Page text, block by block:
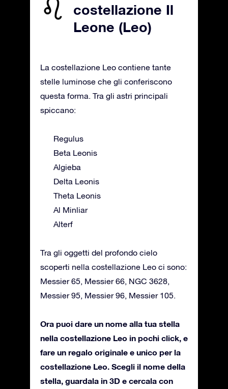
costellazione Il
Leone (Leo)
La costellazione Leo contiene tante
stelle luminose che gli conferiscono
questa forma. Tra gli astri principali
spiccano:
Regulus
Beta Leonis
Algieba
Delta Leonis
Theta Leonis
Al Minliar
Alterf
Tra gli oggetti del profondo cielo
scoperti nella costellazione Leo ci sono:
Messier 65, Messier 66, NGC 3628,
Messier 95, Messier 96, Messier 105.
Ora puoi dare un nome alla tua stella
nella costellazione Leo in pochi click, e
fare un regalo originale e unico per la
costellazione Leo. Scegli il nome della
stella, guardala in 3D e cercala con